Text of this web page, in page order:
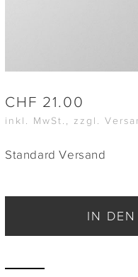
CHF 21.00
inkl. MwSt., zzgl.
Standard Versand
IN DEN